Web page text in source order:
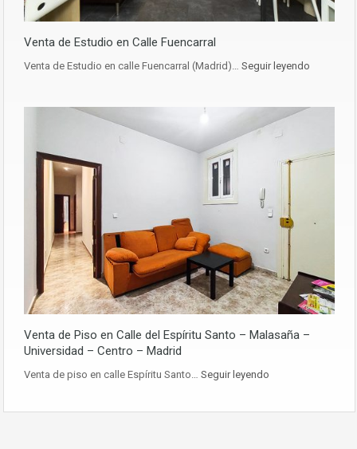
Venta de Estudio en Calle Fuencarral
Venta de Estudio en calle Fuencarral (Madrid)… Seguir leyendo
Venta de Piso en Calle del Espíritu Santo – Malasaña –
Universidad – Centro – Madrid
Venta de piso en calle Espíritu Santo… Seguir leyendo